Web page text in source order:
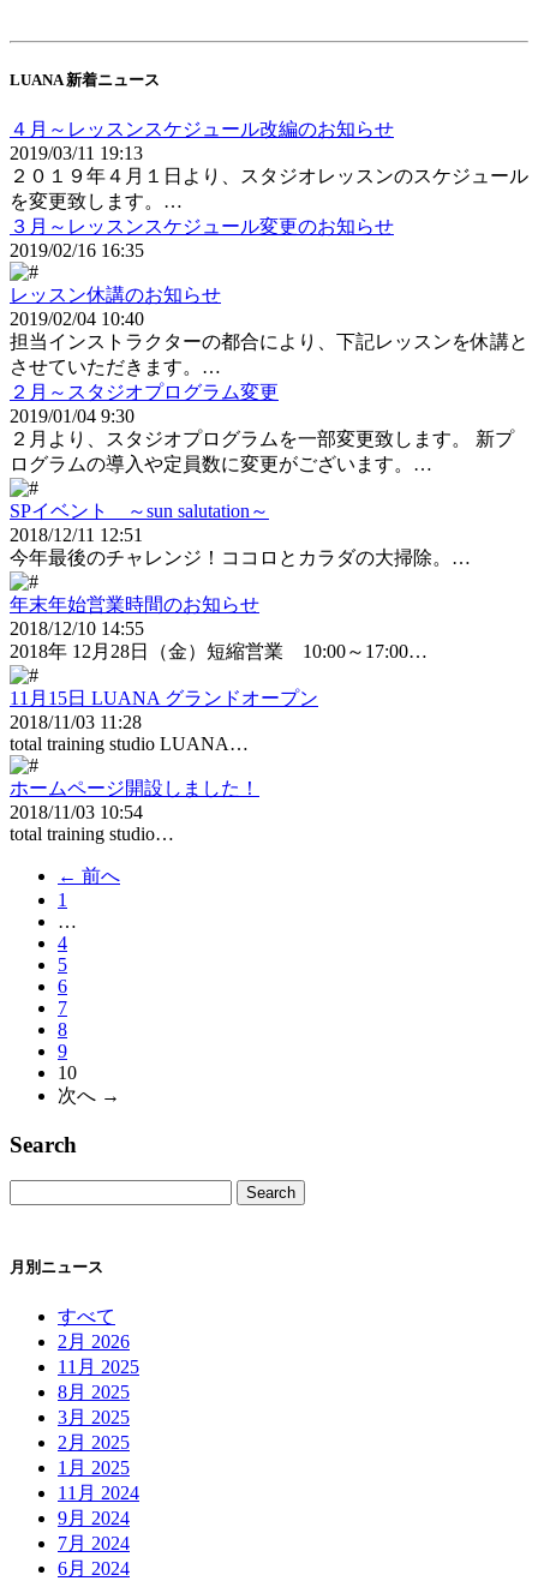
LUANA 新着ニュース
４月～レッスンスケジュール改編のお知らせ
2019/03/11 19:13
２０１９年４月１日より、スタジオレッスンのスケジュール
を変更致します。…
３月～レッスンスケジュール変更のお知らせ
2019/02/16 16:35
レッスン休講のお知らせ
2019/02/04 10:40
担当インストラクターの都合により、下記レッスンを休講と
させていただきます。…
２月～スタジオプログラム変更
2019/01/04 9:30
２月より、スタジオプログラムを一部変更致します。 新プ
ログラムの導入や定員数に変更がございます。…
SPイベント ～sun salutation～
2018/12/11 12:51
今年最後のチャレンジ！ココロとカラダの大掃除。…
年末年始営業時間のお知らせ
2018/12/10 14:55
2018年 12月28日（金）短縮営業 10:00～17:00…
11月15日 LUANA グランドオープン
2018/11/03 11:28
total training studio LUANA…
ホームページ開設しました！
2018/11/03 10:54
total training studio…
← 前へ
1
…
4
5
6
7
8
9
10（こ
の
ー
次へ →
Search
月別ニュース
すべて
2月 2026
11月 2025
8月 2025
3月 2025
2月 2025
1月 2025
11月 2024
9月 2024
7月 2024
6月 2024